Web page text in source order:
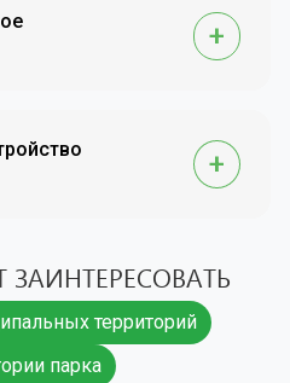
обработанная
композитные
+
инфраструктуры для+
газонов, цветников и
территорий
парка